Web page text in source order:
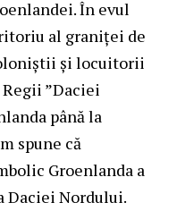
În evul
al graniței de
și locuitorii
”Daciei
până la
spune că
Groenlanda a
Daciei Nordului.